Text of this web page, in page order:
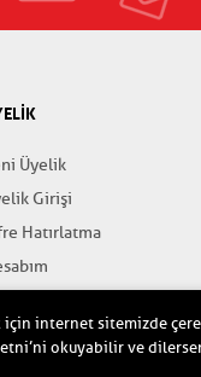
Üyelik
Girişi
Hatırlatma
internet sitemizde
okuyabilir ve